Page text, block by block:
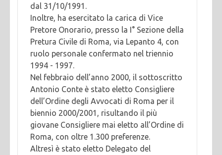
dal 31/10/1991.
Inoltre, ha esercitato la carica di Vice
Pretore Onorario, presso la I° Sezione della
Pretura Civile di Roma, via Lepanto 4, con
ruolo personale confermato nel triennio
1994 - 1997.
Nel febbraio dell’anno 2000, il sottoscritto
Antonio Conte è stato eletto Consigliere
dell’Ordine degli Avvocati di Roma per il
biennio 2000/2001, risultando il più
giovane Consigliere mai eletto all’Ordine di
Roma, con oltre 1.300 preferenze.
Altresì è stato eletto Delegato del